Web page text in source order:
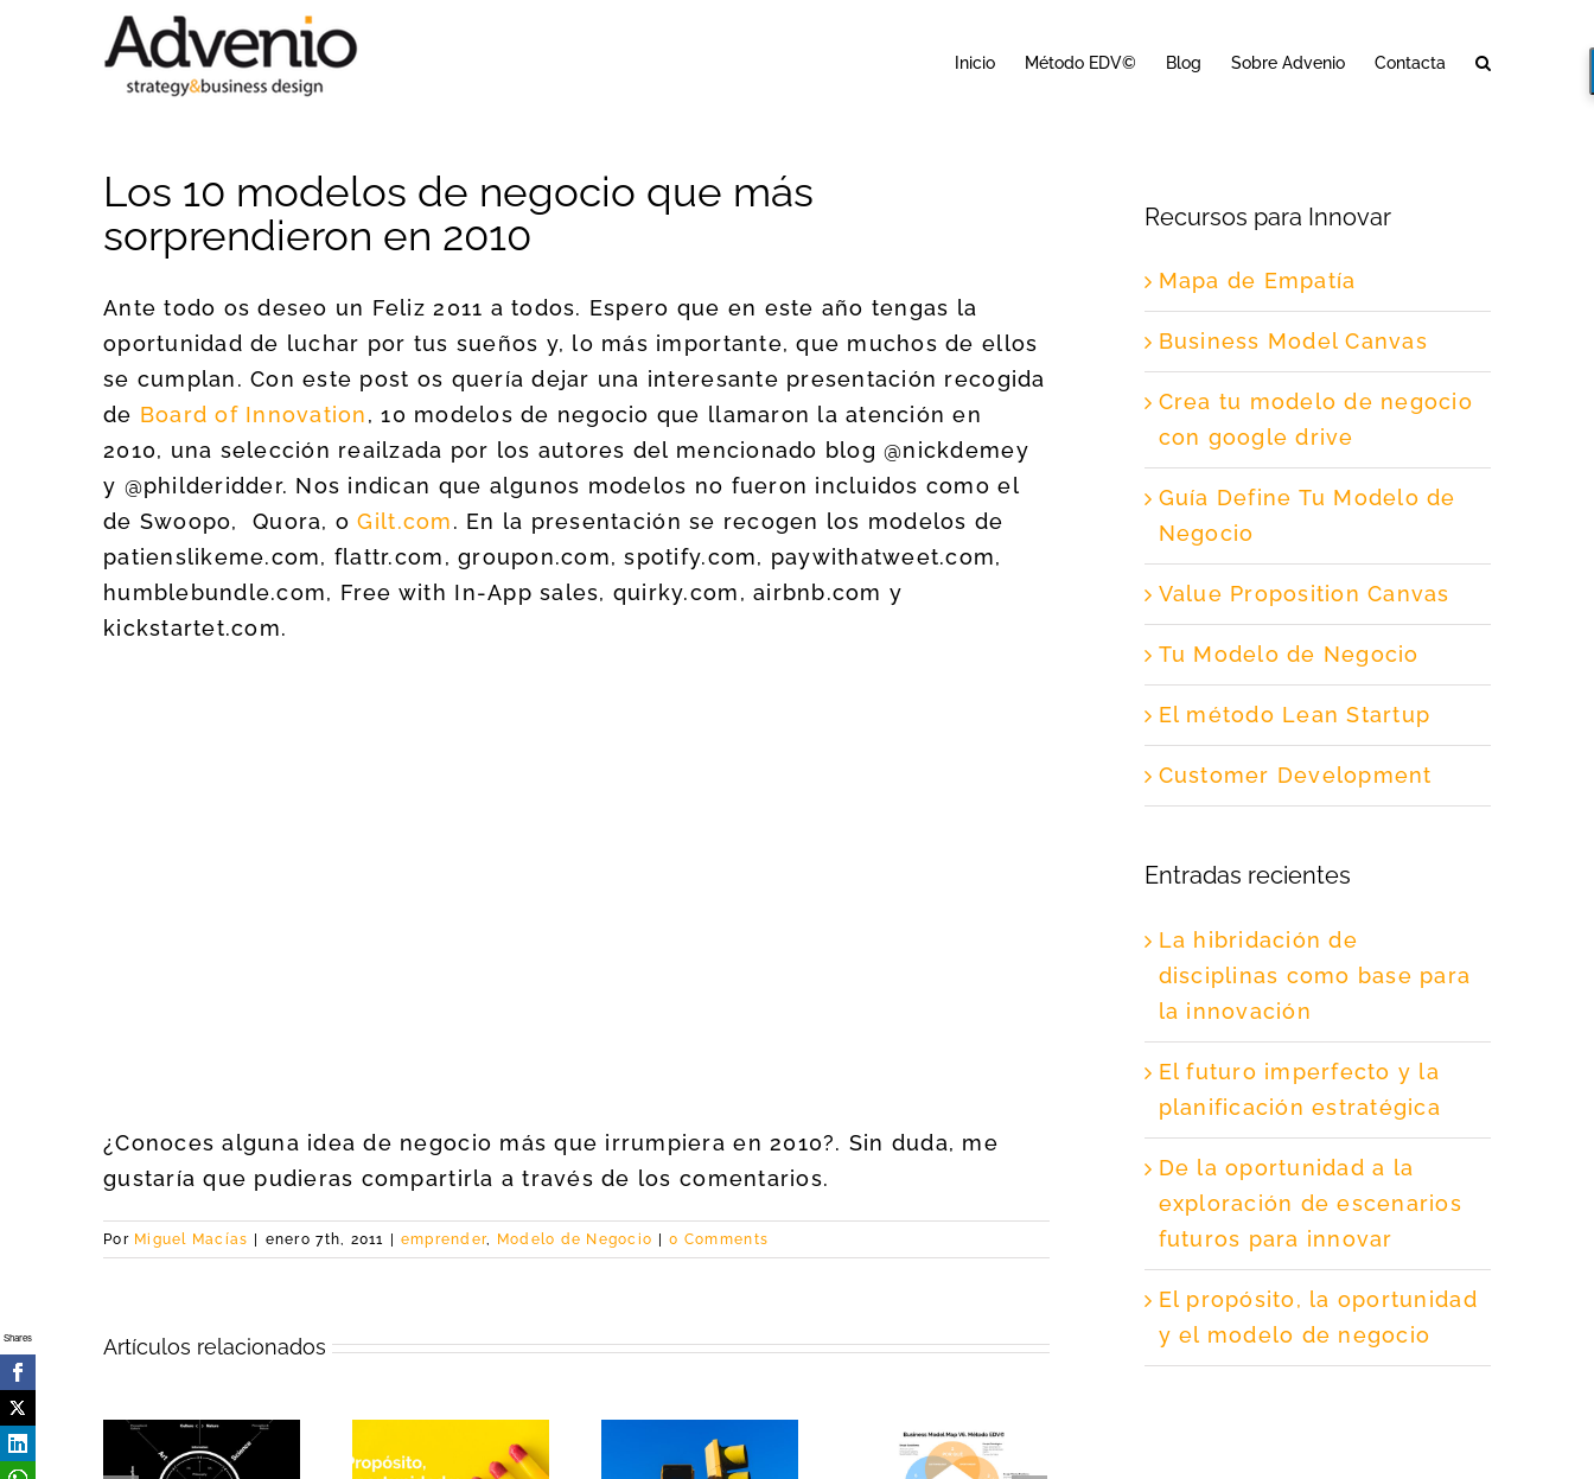
Inicio Método EDV© Blog Sobre Advenio Contacta
Los 10 modelos de negocio que más
sorprendieron en 2010
Ante todo os deseo un Feliz 2011 a todos. Espero que en este año tengas la
oportunidad de luchar por tus sueños y, lo más importante, que muchos de ellos
se cumplan. Con este post os quería dejar una interesante presentación recogida
de Board of Innovation, 10 modelos de negocio que llamaron la atención en
2010, una selección reailzada por los autores del mencionado blog @nickdemey
y @philderidder. Nos indican que algunos modelos no fueron incluidos como el
de Swoopo, Quora, oGilt.com. En la presentación se recogen los modelos de
patienslikeme.com, flattr.com, groupon.com, spotify.com, paywithatweet.com,
humblebundle.com, Free with In-App sales, quirky.com, airbnb.com y
kickstartet.com.
¿Conoces alguna idea de negocio más que irrumpiera en 2010?. Sin duda, me
gustaría que pudieras compartirla a través de los comentarios.
Por Miguel Macías enero 7th, 2011 emprender, Modelo de Negocio 0 Comments
Artículos relacionados
Recursos para Innovar
Mapa de Empatía
Business Model Canvas
Crea tu modelo de negocio
con google drive
Guía Define Tu Modelo de
Negocio
Value Proposition Canvas
Tu Modelo de Negocio
El método Lean Startup
Customer Development
Entradas recientes
La hibridación de
disciplinas como base para
la innovación
El futuro imperfecto y la
planificación estratégica
De la oportunidad a la
exploración de escenarios
futuros para innovar
El propósito, la oportunidad
y el modelo de negocio
Shares